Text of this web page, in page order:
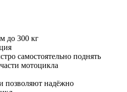
до 300 кг
самостоятельно поднять
мотоцикла
позволяют надёжно